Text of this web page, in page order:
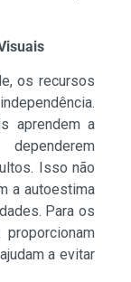
os recursos
aprendem a
Isso não
a autoestima
Para os
a evitar